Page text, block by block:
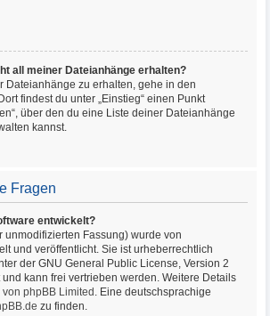
all meiner Dateianhänge erhalten?
Dateianhänge zu erhalten, gehe in den
findest du unter „Einstieg“ einen Punkt
über den du eine Liste deiner Dateianhänge
kannst.
Fragen
entwickelt?
unmodifizierten Fassung) wurde von
und veröffentlicht. Sie ist urheberrechtlich
der GNU General Public License, Version 2
kann frei vertrieben werden. Weitere Details
phpBB Limited . Eine deutschsprachige
zu finden.